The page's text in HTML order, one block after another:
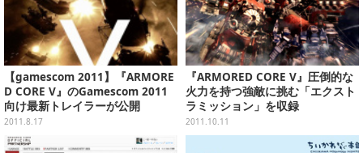
【gamescom 2011】『ARMORE
D CORE V』のGamescom 2011
向け最新トレイラーが公開
2011.8.17
『ARMORED CORE V』圧倒的な
火力を持つ強敵に挑む「エクスト
ラミッション」を収録
2011.10.11